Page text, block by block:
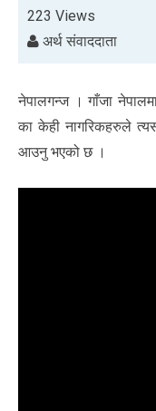
223 Views
अर्थ संवाददाता
नेपालगन्ज । गाँजा
का केही नागरिकहरुले
आउनु भएको छ ।